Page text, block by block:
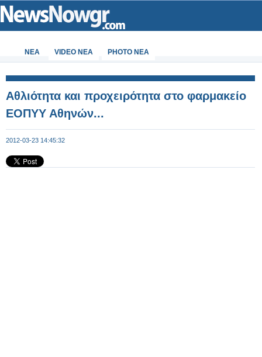
ΝΕΑ VIDEO NEA PHOTO NEA
Αθλιότητα και προχειρότητα στο φαρμακείο
ΕΟΠΥΥ Αθηνών...
2012-03-23 14:45:32